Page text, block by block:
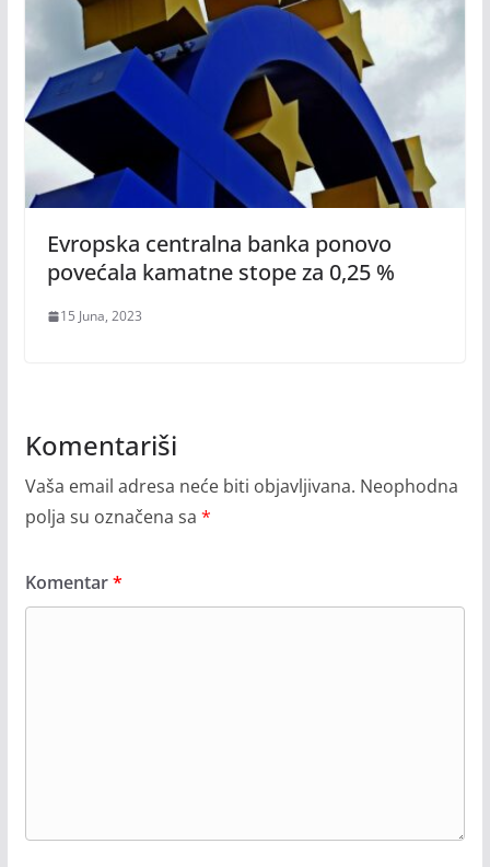
Evropska centralna banka ponovo
povećala kamatne stope za 0,25 %
15 Juna, 2023
Komentariši
Vaša email adresa neće biti objavljivana. Neophodna
polja su označena sa *
Komentar*